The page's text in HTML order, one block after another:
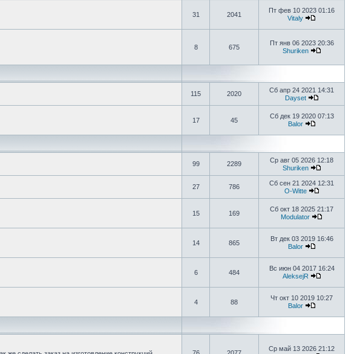
31 2041
Пт фев 10 2023 01:16
Vitaly
8 675
Пт янв 06 2023 20:36
Shuriken
115 2020
Сб апр 24 2021 14:31
Dayset
17 45
Сб дек 19 2020 07:13
Balor
99 2289
Ср авг 05 2026 12:18
Shuriken
27 786
Сб сен 21 2024 12:31
O-Witte
15 169
Сб окт 18 2025 21:17
Modulator
14 865
Вт дек 03 2019 16:46
Balor
6 484
Вс июн 04 2017 16:24
AleksejR
4 88
Чт окт 10 2019 10:27
Balor
Ср май 13 2026 21:12